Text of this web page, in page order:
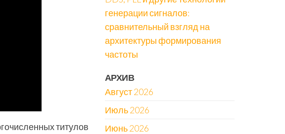
титулов
генерации сигналов:
сравнительный взгляд на
архитектуры формирования
частоты
АРХИВ
Август 2026
Июль 2026
Июнь 2026